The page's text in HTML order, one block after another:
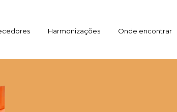
Harmonizações Onde encontrar